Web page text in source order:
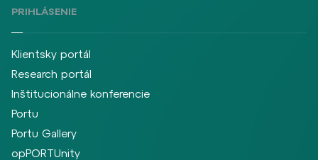
PRIHLÁSENIE
Klientsky portál
Research portál
Inštitucionálne konferencie
Portu
Portu Gallery
opPORTUnity